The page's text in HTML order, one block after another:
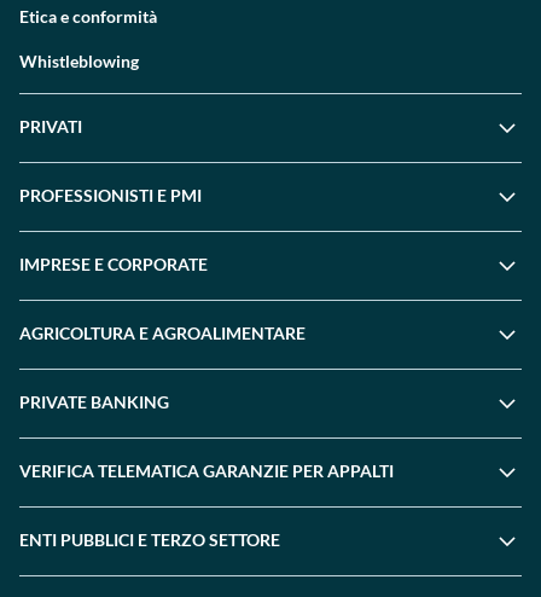
Etica e conformità
Whistleblowing
PRIVATI
PROFESSIONISTI E PMI
IMPRESE E CORPORATE
AGRICOLTURA E AGROALIMENTARE
PRIVATE BANKING
VERIFICA TELEMATICA GARANZIE PER APPALTI
ENTI PUBBLICI E TERZO SETTORE